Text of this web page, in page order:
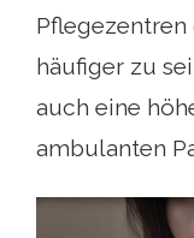
häufiger zu
auch eine
ambulanten